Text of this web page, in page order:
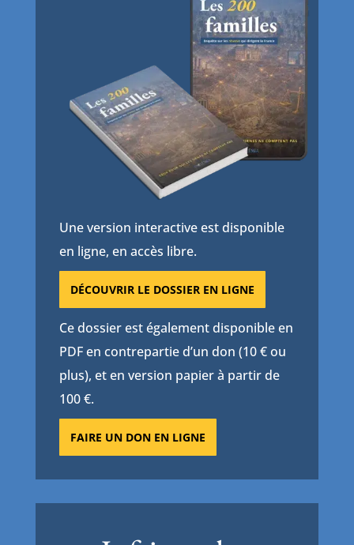
Une version interactive est disponible
en ligne, en accès libre.
DÉCOUVRIR LE DOSSIER EN LIGNE
Ce dossier est également disponible en
PDF en contrepartie d’un don (10 € ou
plus), et en version papier à partir de
100 €.
FAIRE UN DON EN LIGNE